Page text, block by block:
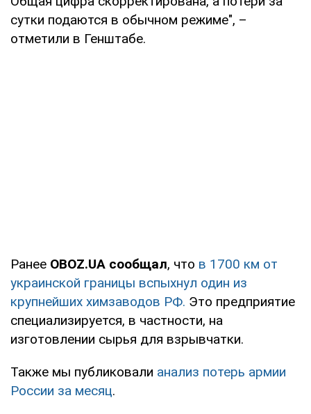
сутки подаются в обычном режиме", –
отметили в Генштабе.
Ранее OBOZ.UA сообщал, что в 1700 км от
украинской границы вспыхнул один из
крупнейших химзаводов РФ. Это предприятие
специализируется, в частности, на
изготовлении сырья для взрывчатки.
Также мы публиковали анализ потерь армии
России за месяц.